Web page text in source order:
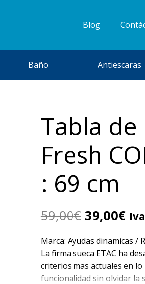
Blog
Baño Antiescaras
Tabla
Fresh
: 69 cm
59,00€ El
precio
original
era:
59,00€.
39,00€El
es:
Marca: Ayudas dinamicas /
La firma sueca ETAC ha
criterios mas actuales en
funcionalidad sin olvidar la